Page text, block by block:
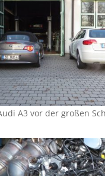
A3 vor der großen